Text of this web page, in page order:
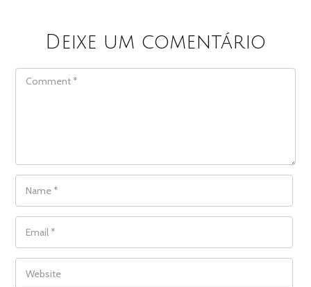
Deixe um comentário
COMMENT
NAME
EMAIL
WEBSITE